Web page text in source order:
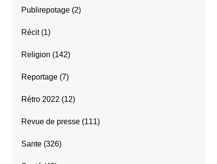
Publirepotage(2)
Récit(1)
Religion (142)
Reportage(7)
Rétro 2022 (12)
Revue de presse(111)
Sante(326)